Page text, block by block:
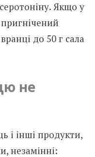
Якщо у
пригнічений
до 50 г сала
не
і інші продукти,
незамінні: